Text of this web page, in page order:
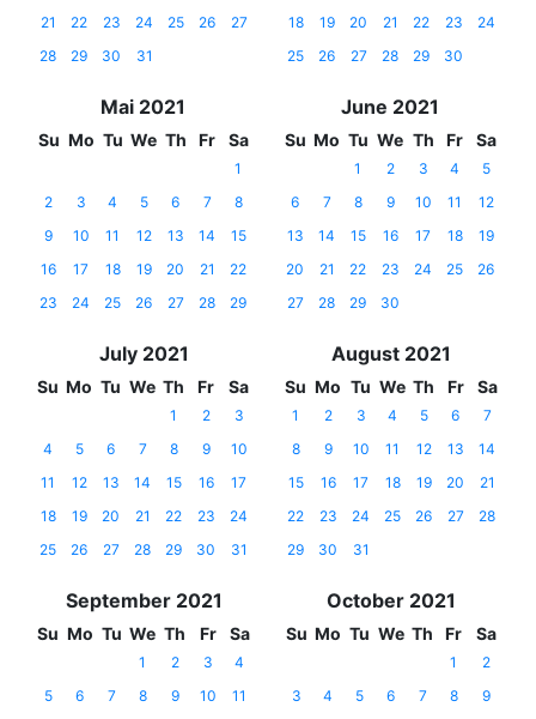
21
22 23 24 25 26
27
28
29 30 31
18
19 20 21 22 23
24
25
26 27 28 29 30
Mai 2021
Su Mo Tu We Th Fr Sa
1
2
3 4 5 6 7
8
9
10 11 12 13 14
15
16
17 18 19 20 21
22
23
24 25 26 27 28 29
June 2021
Su Mo Tu We Th Fr Sa
1 2 3 4
5
6
7 8 9 10 11
12
13
14 15 16 17 18
19
20
21 22 23 24 25
26
27
28 29 30
July 2021
Su Mo Tu We Th Fr Sa
1 2
3
4
5 6 7 8 9
10
11
12 13 14 15 16
17
18
19 20 21 22 23
24
25
26 27 28 29 30 31
August 2021
Su Mo Tu We Th Fr Sa
1 2 3 4 5 6
7
8
9 10 11 12 13
14
15
16 17 18 19 20
21
22
23 24 25 26 27
28
29
30 31
September 2021
Su Mo Tu We Th Fr Sa
1 2 3
4
5
6 7 8 9 10
11
October 2021
Su Mo Tu We Th Fr Sa
1
2
3
4 5 6 7 8
9